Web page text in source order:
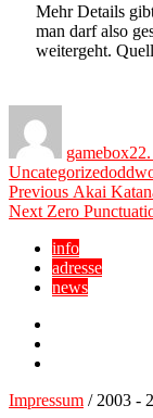
Mehr Details
man darf also
weitergeht.
gamebox
UncategorizedTags
Previous Previous
post:
Akai
Next Next
Zero
info
adresse
news
Impressum / 2003 -